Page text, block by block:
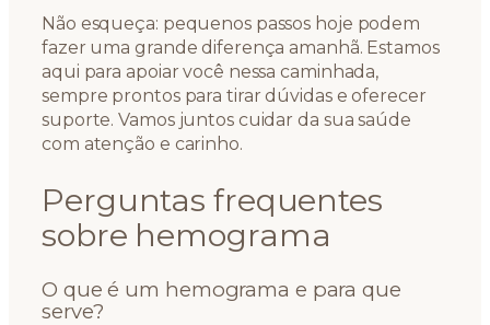
Não esqueça: pequenos passos hoje podem
fazer uma grande diferença amanhã. Estamos
aqui para apoiar você nessa caminhada,
sempre prontos para tirar dúvidas e oferecer
suporte. Vamos juntos cuidar da sua saúde
com atenção e carinho.
Perguntas frequentes
sobre hemograma
O que é um hemograma e para que
serve?